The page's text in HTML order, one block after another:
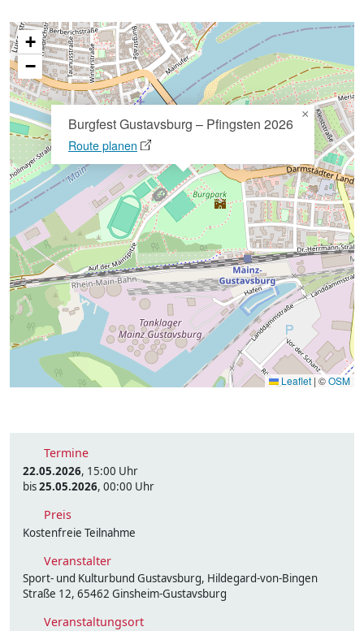
Burgfest Gustavsburg – Pfingsten 2026
Route planen
×
+
−
Leaflet | ©OSM
Termine
22.05.2026, 15:00 Uhr
bis25.05.2026, 00:00 Uhr
Preis
Kostenfreie Teilnahme
Veranstalter
Sport- und Kulturbund Gustavsburg, Hildegard-von-Bingen
Straße 12, 65462 Ginsheim-Gustavsburg
Veranstaltungsort